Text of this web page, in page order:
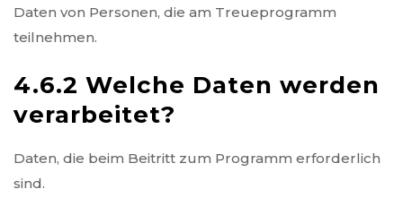
Daten von Personen, die am Treueprogramm
teilnehmen.
4.6.2 Welche Daten werden
verarbeitet?
Daten, die beim Beitritt zum Programm erforderlich
sind.